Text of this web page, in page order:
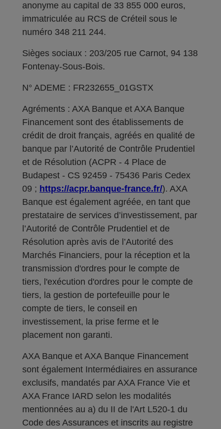
anonyme au capital de 33 855 000 euros,
immatriculée au RCS de Créteil sous le
numéro 348 211 244.
Sièges sociaux : 203/205 rue Carnot, 94 138
Fontenay-Sous-Bois.
N° ADEME : FR232655_01GSTX
Agréments : AXA Banque et AXA Banque
Financement sont des établissements de
crédit de droit français, agréés en qualité de
banque par l’Autorité de Contrôle Prudentiel
et de Résolution (ACPR - 4 Place de
Budapest - CS 92459 - 75436 Paris Cedex
09 ; https://acpr.banque-france.fr/). AXA
Banque est également agréée, en tant que
prestataire de services d’investissement, par
l’Autorité de Contrôle Prudentiel et de
Résolution après avis de l’Autorité des
Marchés Financiers, pour la réception et la
transmission d'ordres pour le compte de
tiers, l'exécution d'ordres pour le compte de
tiers, la gestion de portefeuille pour le
compte de tiers, le conseil en
investissement, la prise ferme et le
placement non garanti.
AXA Banque et AXA Banque Financement
sont également Intermédiaires en assurance
exclusifs, mandatés par AXA France Vie et
AXA France IARD selon les modalités
mentionnées au a) du II de l'Art L520-1 du
Code des Assurances et inscrits au registre